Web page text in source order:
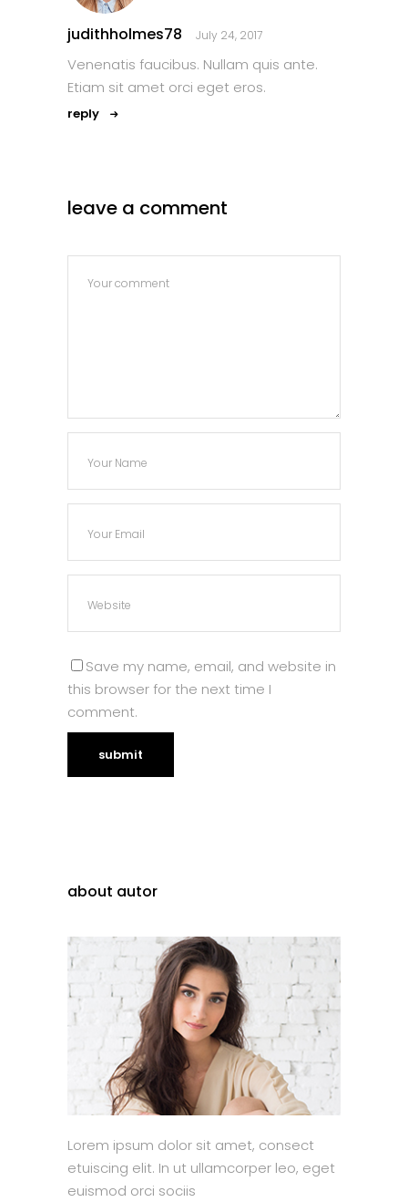
judithholmes78 July 24, 2017
Venenatis faucibus. Nullam quis ante.
Etiam sit amet orci eget eros.
reply
leave a comment
Save my name, email, and website in
this browser for the next time I
comment.
about autor
Lorem ipsum dolor sit amet, consect
etuiscing elit. In ut ullamcorper leo, eget
euismod orci sociis